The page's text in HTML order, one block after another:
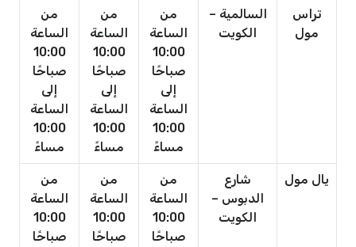
تراس
مول
السالمية –
الكويت
من
الساعة
10:00
صباحًا
إلى
الساعة
10:00
مساءً
من
الساعة
10:00
صباحًا
إلى
الساعة
10:00
مساءً
من
الساعة
10:00
صباحًا
إلى
الساعة
10:00
مساءً
يال مول
شارع
الدبوس –
الكويت
من
الساعة
10:00
صباحًا
من
الساعة
10:00
صباحًا
من
الساعة
10:00
صباحًا